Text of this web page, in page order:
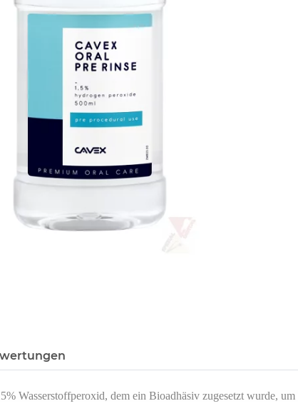
Wasserstoffperoxid, dem ein Bioadhäsiv zugesetzt wurde,